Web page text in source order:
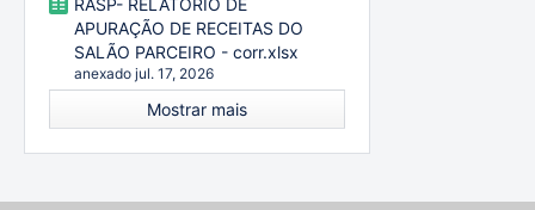
RASP- RELATÓRIO DE
APURAÇÃO DE RECEITAS DO
SALÃO PARCEIRO - corr.xlsx
anexado jul. 17, 2026
Mostrar mais